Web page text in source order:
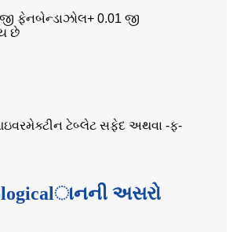
ફેનબેન્ડાઝોલ+ 0.01 જી
છે
ટેબ્લેટ સફેદ અથવા -ફ-
અસરો